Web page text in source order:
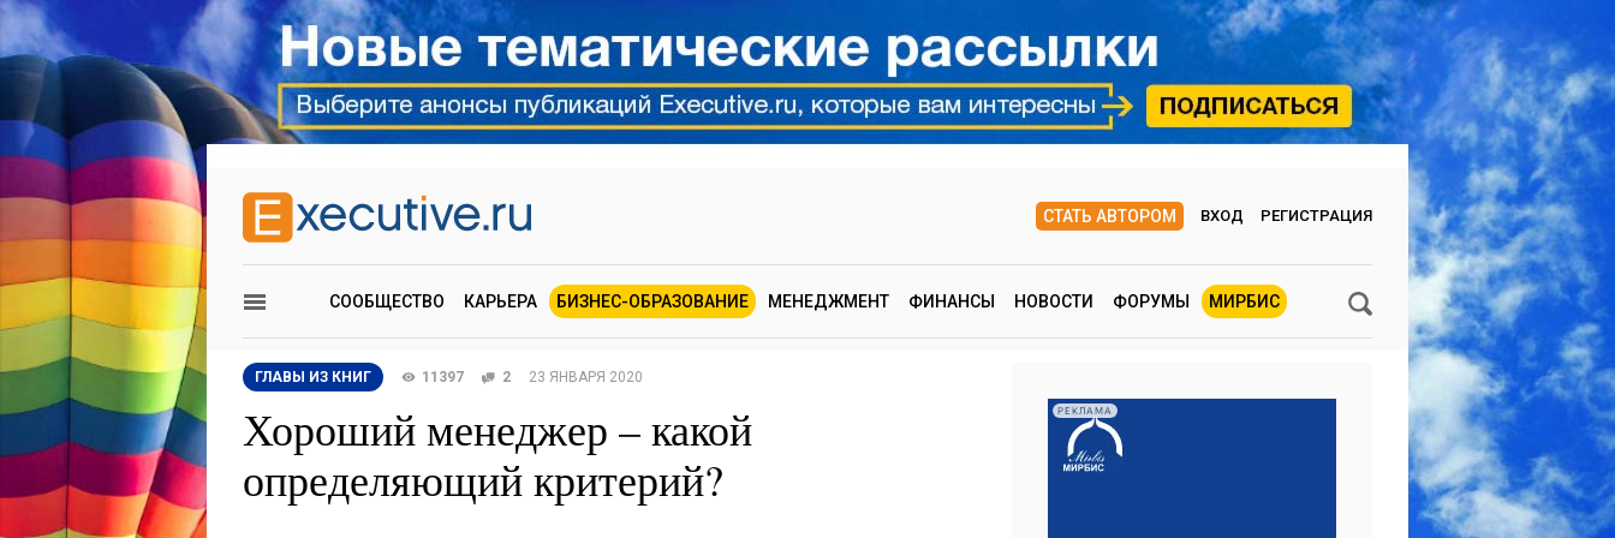
СТАТЬ АВТОРОМ ВХОД РЕГИСТРАЦИЯ
СООБЩЕСТВО КАРЬЕРА БИЗНЕС-ОБРАЗОВАНИЕ МЕНЕДЖМЕНТ ФИНАНСЫ НОВОСТИ ФОРУМЫ МИРБИС
ГЛАВЫ ИЗ КНИГ 11397 2 23 ЯНВАРЯ 2020
Хороший менеджер – какой
определяющий критерий?
РЕКЛАМА